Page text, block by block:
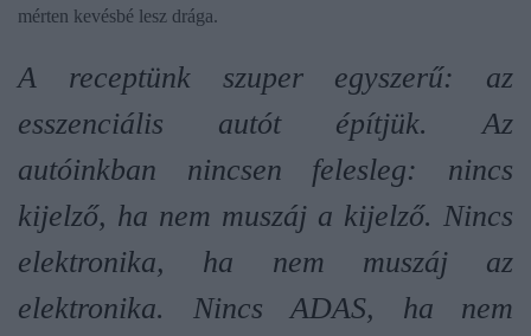
mérten kevésbé lesz drága.
A receptünk szuper egyszerű: az
esszenciális autót építjük. Az
autóinkban nincsen felesleg: nincs
kijelző, ha nem muszáj a kijelző. Nincs
elektronika, ha nem muszáj az
elektronika. Nincs ADAS, ha nem